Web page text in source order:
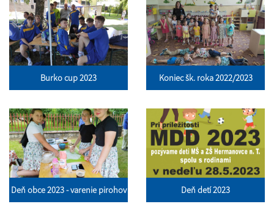
Burko cup 2023 Koniec šk. roka 2022/2023
Deň obce 2023 - varenie pirohov Deň detí 2023